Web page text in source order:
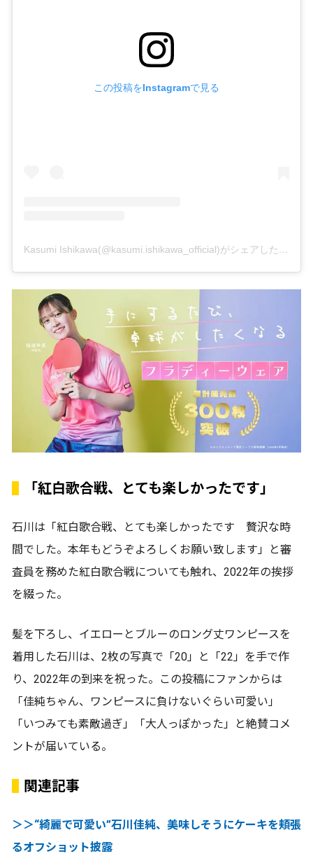
この投稿をInstagramで見る
Kasumi Ishikawa(@kasumi.ishikawa_official)がシェアした投稿
「紅白歌合戦、とても楽しかったです」
石川は「紅白歌合戦、とても楽しかったです 贅沢な時
間でした。本年もどうぞよろしくお願い致します」と審
査員を務めた紅白歌合戦についても触れ、2022年の挨拶
を綴った。
髪を下ろし、イエローとブルーのロング丈ワンピースを
着用した石川は、2枚の写真で「20」と「22」を手で作
り、2022年の到来を祝った。この投稿にファンからは
「佳純ちゃん、ワンピースに負けないぐらい可愛い」
「いつみても素敵過ぎ」「大人っぽかった」と絶賛コメ
ントが届いている。
関連記事
＞＞“綺麗で可愛い”石川佳純、美味しそうにケーキを頬張
るオフショット披露